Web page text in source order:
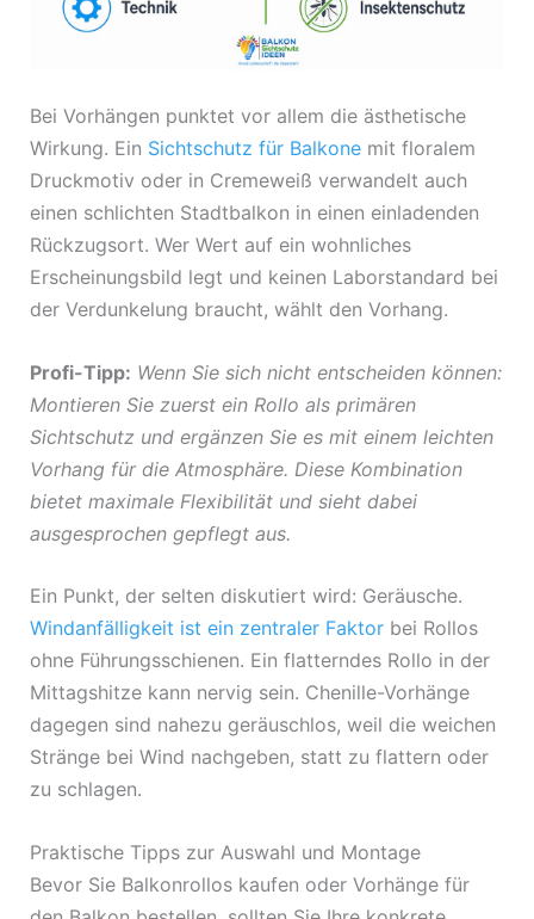
Bei Vorhängen punktet vor allem die ästhetische
Wirkung. Ein Sichtschutz für Balkonemit floralem
Druckmotiv oder in Cremeweiß verwandelt auch
einen schlichten Stadtbalkon in einen einladenden
Rückzugsort. Wer Wert auf ein wohnliches
Erscheinungsbild legt und keinen Laborstandard bei
der Verdunkelung braucht, wählt den Vorhang.
Profi-Tipp: Wenn Sie sich nicht entscheiden können:
Montieren Sie zuerst ein Rollo als primären
Sichtschutz und ergänzen Sie es mit einem leichten
Vorhang für die Atmosphäre. Diese Kombination
bietet maximale Flexibilität und sieht dabei
ausgesprochen gepflegt aus.
Ein Punkt, der selten diskutiert wird: Geräusche.
Windanfälligkeit ist ein zentraler Faktorbei Rollos
ohne Führungsschienen. Ein flatterndes Rollo in der
Mittagshitze kann nervig sein. Chenille-Vorhänge
dagegen sind nahezu geräuschlos, weil die weichen
Stränge bei Wind nachgeben, statt zu flattern oder
zu schlagen.
Praktische Tipps zur Auswahl und Montage
Bevor Sie Balkonrollos kaufen oder Vorhänge für